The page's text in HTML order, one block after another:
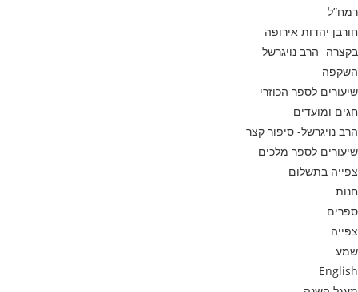
רמח”ל
חורבן יהדות אירופה
בקצרה- הרב נויגרשל
השקפה
שיעורים לספר הכוזרי
חגים ומועדים
הרב נויגרשל- סיפור קצר
שיעורים לספר מלכים
צפייה בתשלום
חנות
ספרים
צפייה
שמע
English